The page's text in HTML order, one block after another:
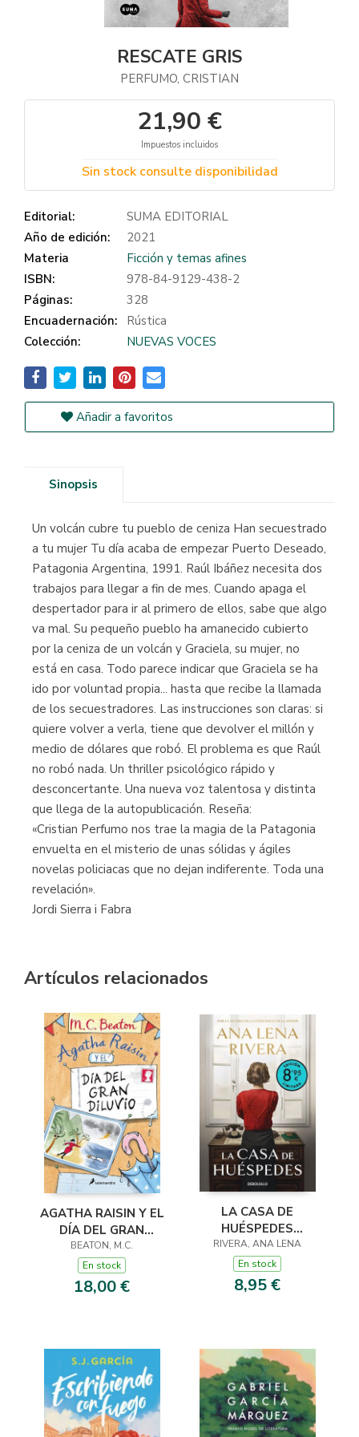
RESCATE GRIS
PERFUMO, CRISTIAN
21,90 €
Impuestos incluidos
Sin stock consulte disponibilidad
Editorial:
SUMA EDITORIAL
Año de edición:
2021
Materia
Ficción y temas afines
ISBN:
978-84-9129-438-2
Páginas:
328
Encuadernación:
Rústica
Colección:
NUEVAS VOCES
Añadir a favoritos
Sinopsis
Un volcán cubre tu pueblo de ceniza Han secuestrado
a tu mujer Tu día acaba de empezar Puerto Deseado,
Patagonia Argentina, 1991. Raúl Ibáñez necesita dos
trabajos para llegar a fin de mes. Cuando apaga el
despertador para ir al primero de ellos, sabe que algo
va mal. Su pequeño pueblo ha amanecido cubierto
por la ceniza de un volcán y Graciela, su mujer, no
está en casa. Todo parece indicar que Graciela se ha
ido por voluntad propia... hasta que recibe la llamada
de los secuestradores. Las instrucciones son claras: si
quiere volver a verla, tiene que devolver el millón y
medio de dólares que robó. El problema es que Raúl
no robó nada. Un thriller psicológico rápido y
desconcertante. Una nueva voz talentosa y distinta
que llega de la autopublicación. Reseña:
«Cristian Perfumo nos trae la magia de la Patagonia
envuelta en el misterio de unas sólidas y ágiles
novelas policiacas que no dejan indiferente. Toda una
revelación».
Jordi Sierra i Fabra
Artículos relacionados
AGATHA RAISIN Y EL
DÍA DEL GRAN
DILUVIO (AGATHA
RAISIN 12)
BEATON, M.C.
En stock
18,00 €
LA CASA DE
HUÉSPEDES
(EDICIÓN LIMITADA ·
VERANO)
RIVERA, ANA LENA
En stock
8,95 €